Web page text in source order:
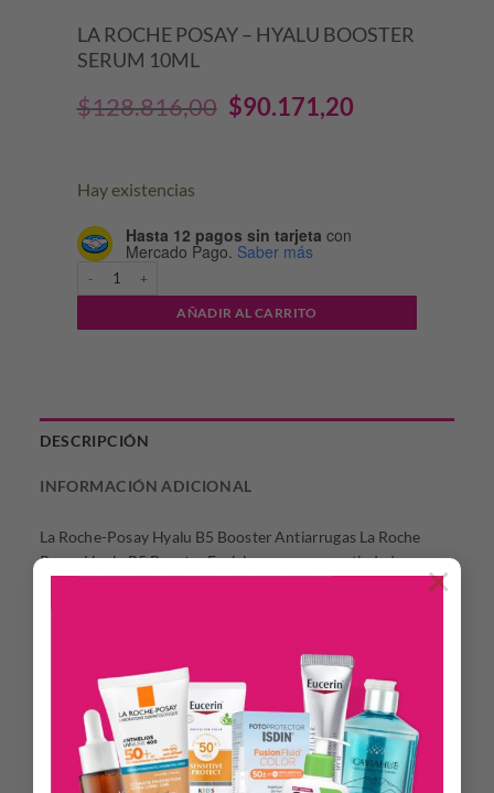
×
LA ROCHE POSAY – HYALU BOOSTER
SERUM 10ML
$128.816,00 El
era:
$128.816,00.
$90.171,20
Hay existencias
Hasta 12 pagos sin tarjeta con
Mercado Pago. Saber más
LA ROCHE POSAY - HYALU BOOSTER SERUM 10ML cantidad
AÑADIR AL CARRITO
DESCRIPCIÓN
INFORMACIÓN ADICIONAL
La Roche-Posay Hyalu B5 Booster Antiarrugas La Roche
Posay Hyalu B5 Booster Facial es un serum antiedad con una
formulación concentrada que proporciona un efecto lifting
instantáneo. Diseñado para combatir arrugas, pérdida de
Su potente fórmula no solo rellena las arrugas, sino que
también mejora la elasticidad y la firmeza de la piel,
ofreciendo resultados visibles en tan solo una hora.